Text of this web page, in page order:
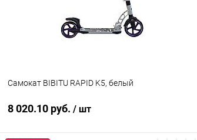
Самокат BIBITU RAPID K5, белый
8 020.10 руб. / шт